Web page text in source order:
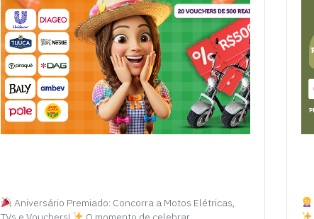
Aniversário Premiado: Concorra a Motos Elétricas,